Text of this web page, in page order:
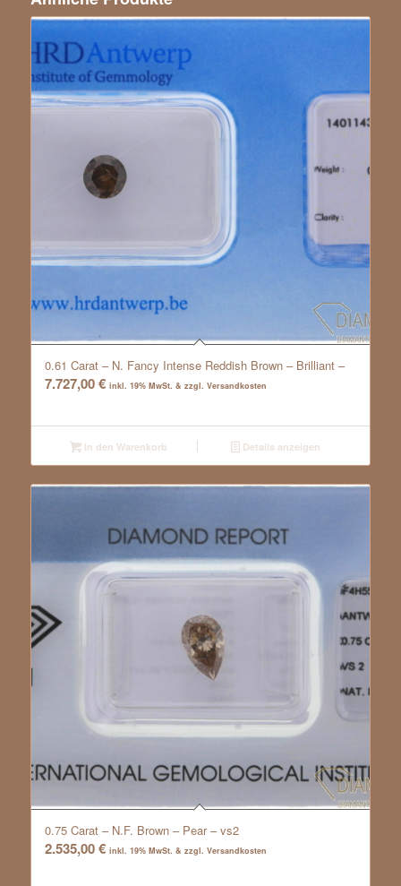
0.61 Carat – N. Fancy Intense Reddish Brown – Brilliant –
7.727,00€ inkl. 19% MwSt. & zzgl. Versandkosten
In den Warenkorb Details anzeigen
0.75 Carat – N.F. Brown – Pear – vs2
2.535,00€ inkl. 19% MwSt. & zzgl. Versandkosten